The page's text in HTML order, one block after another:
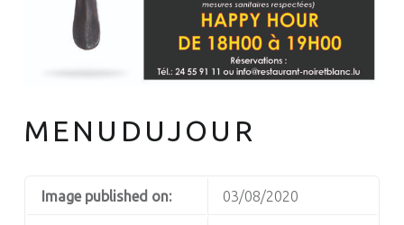
MENUDUJOUR
Image published on: 03/08/2020